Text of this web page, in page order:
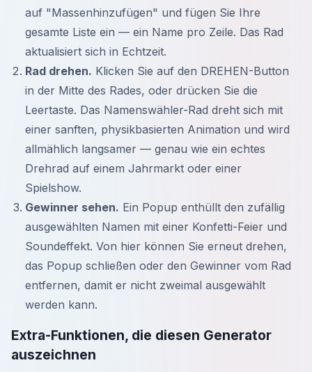
auf "Massenhinzufügen" und fügen Sie Ihre
gesamte Liste ein — ein Name pro Zeile. Das Rad
aktualisiert sich in Echtzeit.
Rad drehen. Klicken Sie auf den DREHEN-Button
in der Mitte des Rades, oder drücken Sie die
Leertaste. Das Namenswähler-Rad dreht sich mit
einer sanften, physikbasierten Animation und wird
allmählich langsamer — genau wie ein echtes
Drehrad auf einem Jahrmarkt oder einer
Spielshow.
Gewinner sehen. Ein Popup enthüllt den zufällig
ausgewählten Namen mit einer Konfetti-Feier und
Soundeffekt. Von hier können Sie erneut drehen,
das Popup schließen oder den Gewinner vom Rad
entfernen, damit er nicht zweimal ausgewählt
werden kann.
Extra-Funktionen, die diesen Generator
auszeichnen